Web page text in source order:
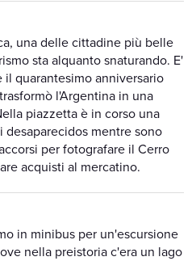
una delle cittadine più belle
sta alquanto snaturando. E'
il quarantesimo anniversario
l'Argentina in una
piazzetta è in corso una
desaparecidos mentre sono
per fotografare il Cerro
acquisti al mercatino.
in minibus per un'escursione
nella preistoria c'era un lago